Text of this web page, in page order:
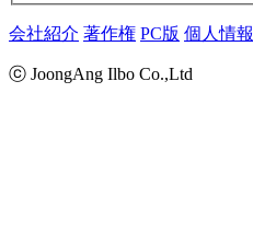
会社紹介 著作権 PC版 個人情報
ⓒ JoongAng Ilbo Co.,Ltd